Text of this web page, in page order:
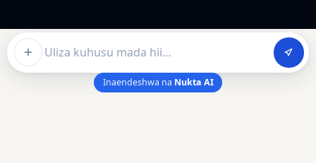
Ask about this article
Inaendeshwa na Nukta AI